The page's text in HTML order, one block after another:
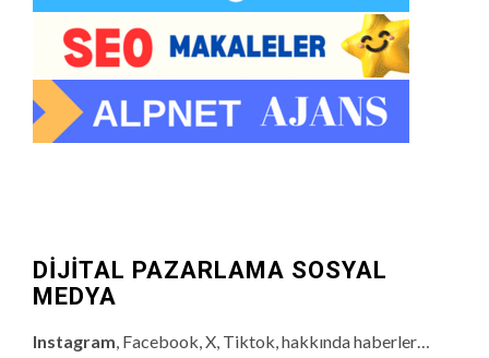
DİJİTAL PAZARLAMA SOSYAL
MEDYA
Instagram , Facebook, X, Tiktok, hakkında haberler…